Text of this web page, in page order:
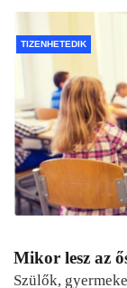
TIZENHETEDIK
Mikor lesz az
Szülők,